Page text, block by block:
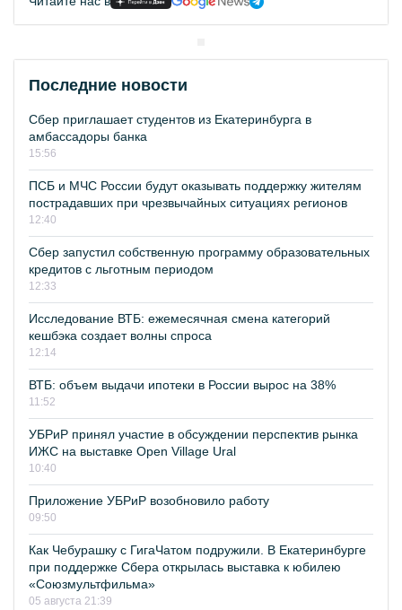
Последние новости
Сбер приглашает студентов из Екатеринбурга в
амбассадоры банка
15:56
ПСБ и МЧС России будут оказывать поддержку жителям
пострадавших при чрезвычайных ситуациях регионов
12:40
Сбер запустил собственную программу образовательных
кредитов с льготным периодом
12:33
Исследование ВТБ: ежемесячная смена категорий
кешбэка создает волны спроса
12:14
ВТБ: объем выдачи ипотеки в России вырос на 38%
11:52
УБРиР принял участие в обсуждении перспектив рынка
ИЖС на выставке Open Village Ural
10:40
Приложение УБРиР возобновило работу
09:50
Как Чебурашку с ГигаЧатом подружили. В Екатеринбурге
при поддержке Сбера открылась выставка к юбилею
«Союзмультфильма»
05 августа 21:39